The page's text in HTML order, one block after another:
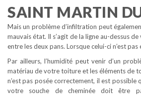
SAINT MARTIN
Mais un problème d’infiltration peut
mauvais état. Il s’agit de la ligne au-dessus
entre les deux pans. Lorsque celui-ci n’est pas
Par ailleurs, l’humidité peut venir d’un
matériau de votre toiture et les éléments de
n’est pas posée correctement, il est possible
votre souche de cheminée doit être